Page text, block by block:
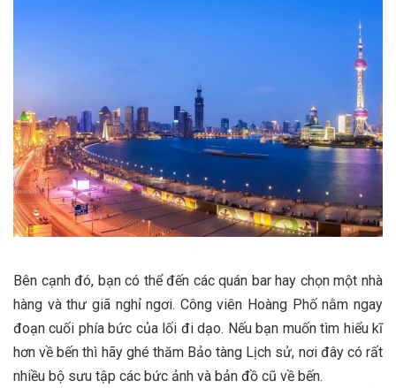
Bên cạnh đó, bạn có thể đến các quán bar hay chọn một nhà
hàng và thư giã nghỉ ngơi. Công viên Hoàng Phố nằm ngay
đoạn cuối phía bức của lối đi dạo. Nếu bạn muốn tìm hiểu kĩ
hơn về bến thì hãy ghé thăm Bảo tàng Lịch sử, nơi đây có rất
nhiều bộ sưu tập các bức ảnh và bản đồ cũ về bến.